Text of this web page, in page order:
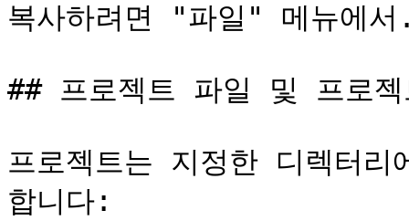
복사하려면 "파일" 메뉴에
## 프로젝트 파일 및 프로
프로젝트는 지정한 디렉터
합니다: